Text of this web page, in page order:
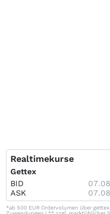
Vermietgeschäft viel zu hoch ein. Kursziele von 40–60 USD
Realtimekurse
Gettex
BID
ASK
*ab 500 EUR Ordervolumen über